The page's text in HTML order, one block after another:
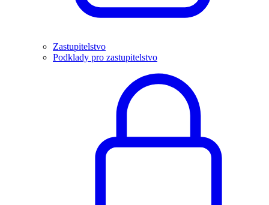
Zastupitelstvo
Podklady pro zastupitelstvo